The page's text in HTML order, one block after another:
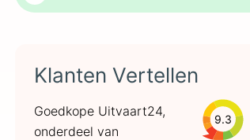
Klanten Vertellen
Goedkope Uitvaart24,
onderdeel van
9.3